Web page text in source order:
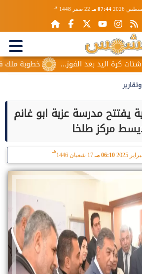
07:44 مـ 22 صفر 1448 هـ
خطوبة ملك قورة بعد الفوز...
يفتتح مدرسة عزبة ابو غانم
مركز طلخا
06:10 مـ 17 شعبان 1446
هـ